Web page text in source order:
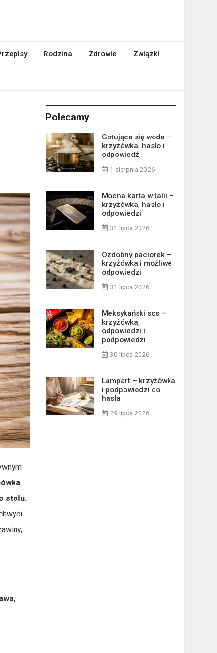
Rodzina Zdrowie Związki
stołu.
Polecamy
Gotująca się woda –
krzyżówka, hasło i
odpowiedź
1 sierpnia 2026
Mocna karta w talii –
krzyżówka, hasło i
odpowiedzi
31 lipca 2026
Ozdobny paciorek –
krzyżówka i możliwe
odpowiedzi
31 lipca 2026
Meksykański sos –
krzyżówka,
odpowiedzi i
podpowiedzi
30 lipca 2026
Lampart – krzyżówka
i podpowiedzi do
hasła
29 lipca 2026